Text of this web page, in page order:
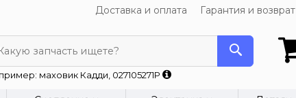
Доставка и оплата Гарантия и возврат
запчасть ищете?
маховик Кадди, 027105271P